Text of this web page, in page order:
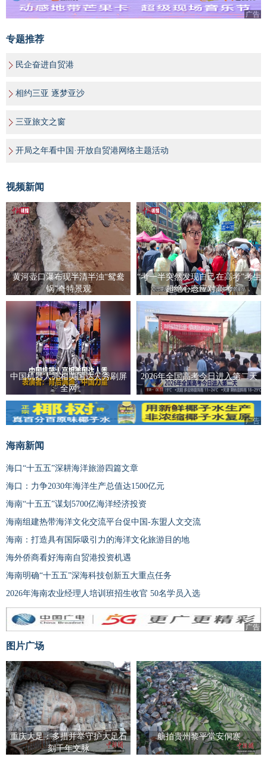
广告
专题推荐
民企奋进自贸港
相约三亚 逐梦亚沙
三亚旅文之窗
开局之年看中国·开放自贸港网络主题活动
视频新闻
黄河壶口瀑布现半清半浊“鸳鸯
锅”奇特景观
“考一半突然发现自己在高考”考生
超绝心态应对高考
中国机器人亮相美国达人秀刷屏
全网
2026年全国高考今日进入第二天
广告
海南新闻
海口“十五五”深耕海洋旅游四篇文章
海口：力争2030年海洋生产总值达1500亿元
海南“十五五”谋划5700亿海洋经济投资
海南组建热带海洋文化交流平台促中国-东盟人文交流
海南：打造具有国际吸引力的海洋文化旅游目的地
海外侨商看好海南自贸港投资机遇
海南明确“十五五”深海科技创新五大重点任务
2026年海南农业经理人培训班招生收官 50名学员入选
广告
图片广场
重庆大足：多措并举守护大足石
刻千年文脉
航拍贵州黎平堂安侗寨